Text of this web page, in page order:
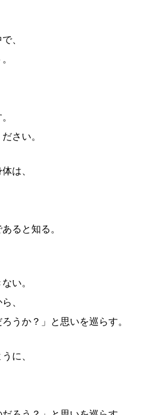
、
さい。
は、
ると知る。
い。
、
うか？」と思いを巡らす。
に、